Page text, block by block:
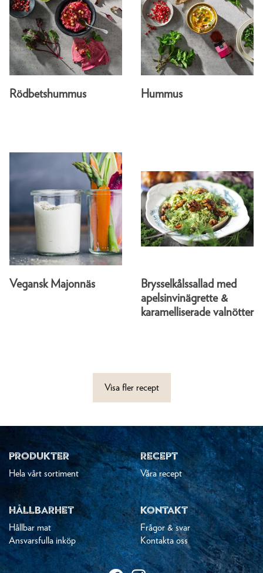
Rödbetshummus Hummus
Vegansk Majonnäs
Brysselkålssallad med
apelsinvinägrette &
karamelliserade valnötter
Visa fler recept
PRODUKTER
Hela vårt sortiment
RECEPT
Våra recept
HÅLLBARHET
Hållbar mat
Ansvarsfulla inköp
KONTAKT
Frågor & svar
Kontakta oss